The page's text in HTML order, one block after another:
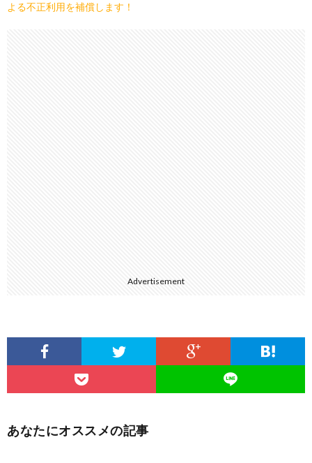
よる不正利用を補償します！
Advertisement
あなたにオススメの記事